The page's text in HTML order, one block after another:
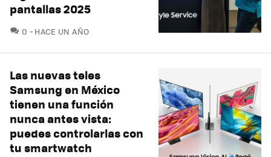
pantallas 2025
0 COMENTARIOS
HACE UN AÑO
Las nuevas teles
Samsung en México
tienen una función
nunca antes vista:
puedes controlarlas con
tu smartwatch